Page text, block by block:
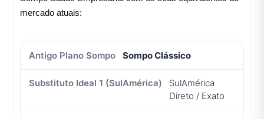
mercado atuais:
Sompo Clássico
SulAmérica
Direto / Exato